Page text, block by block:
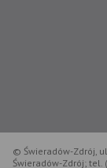
© Świeradów-Zdrój,
Świeradów-Zdrój;